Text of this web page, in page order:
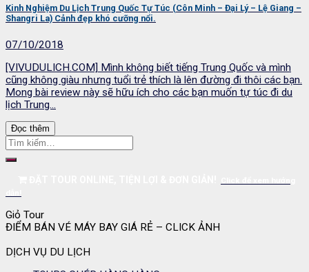
Kinh Nghiệm Du Lịch Trung Quốc Tự Túc (Côn Minh – Đại Lý – Lệ Giang –
Shangri La) Cảnh đẹp khó cưỡng nổi.
07/10/2018
[VIVUDULICH.COM] Mình không biết tiếng Trung Quốc và mình
cũng không giàu nhưng tuổi trẻ thích là lên đường đi thôi các bạn.
Mong bài review này sẽ hữu ích cho các bạn muốn tự túc đi du
lịch Trung...
Đọc thêm
Giỏ Tour
ĐIỂM BÁN VÉ MÁY BAY GIÁ RẺ – CLICK ẢNH
DỊCH VỤ DU LỊCH